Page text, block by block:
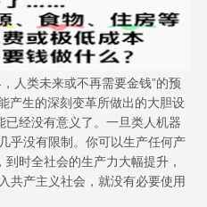
人类未来或不再需要金钱”的预
产生的深刻变革所做出的大胆设
已经没有意义了。一旦类人机器
乎没有限制。你可以生产任何产
时全社会的生产力大幅提升，
共产主义社会，就没有必要使用